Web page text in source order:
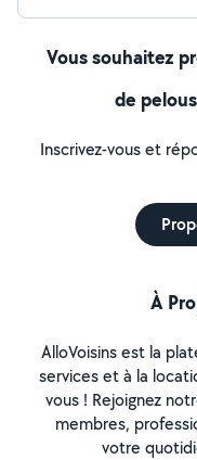
Vous souhaitez
de
Inscrivez-vous et
À
AlloVoisins est la
services et à la
vous ! Rejoignez
membres,
votre